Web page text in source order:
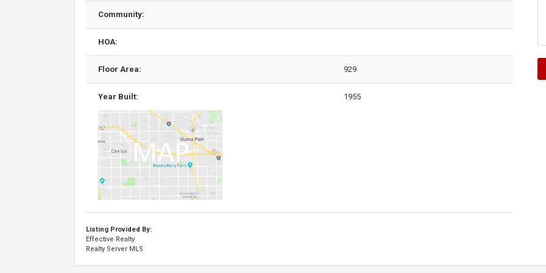
Community:
HOA:
Floor Area: 929
Year Built: 1955
Listing Provided By:
Effective Realty
Realty Server MLS